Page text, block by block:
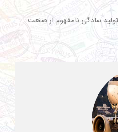
سادگی نامفهوم از صنعت